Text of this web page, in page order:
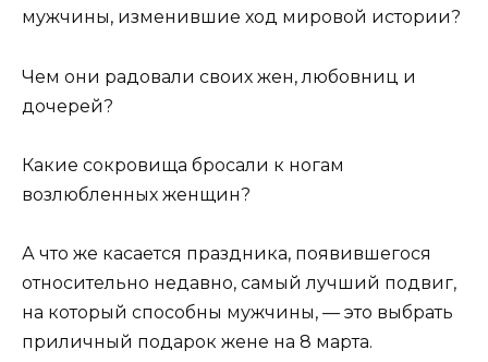
мужчины, изменившие ход мировой истории?
Чем они радовали своих жен, любовниц и
дочерей?
Какие сокровища бросали к ногам
возлюбленных женщин?
А что же касается праздника, появившегося
относительно недавно, самый лучший подвиг,
на который способны мужчины, — это выбрать
приличный подарок жене на 8 марта.